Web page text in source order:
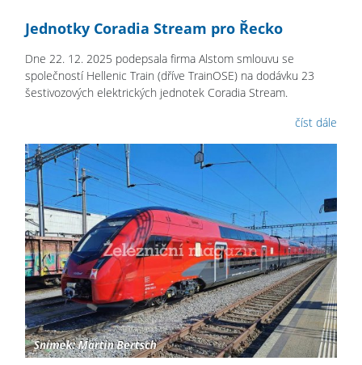
Jednotky Coradia Stream pro Řecko
Dne 22. 12. 2025 podepsala firma Alstom smlouvu se
společností Hellenic Train (dříve TrainOSE) na dodávku 23
šestivozových elektrických jednotek Coradia Stream.
číst dále